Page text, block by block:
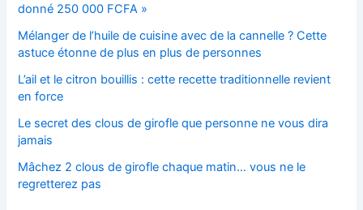
donné 250 000 FCFA »
Mélanger de l’huile de cuisine avec de la cannelle ? Cette
astuce étonne de plus en plus de personnes
L’ail et le citron bouillis : cette recette traditionnelle revient
en force
Le secret des clous de girofle que personne ne vous dira
jamais
Mâchez 2 clous de girofle chaque matin… vous ne le
regretterez pas